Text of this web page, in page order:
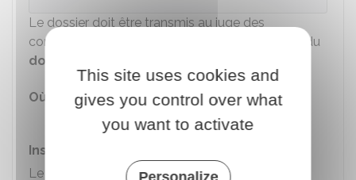
Le dossier doit être transmis au juge des
contentieux de la protection auprès du tribunal du
domicile de la personne à protéger
Où s'adresser ?
Tribunal judiciaire
Instruction de la demande
Le juge auditionne la personne à protéger et
This site uses cookies and
gives you control over what
you want to activate
Personalize